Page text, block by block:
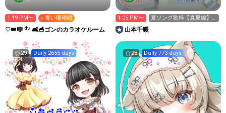
1:19 PM〜 ♪ 青い珊瑚礁
♡👑🎼 ᵈᵕ̈ 🛋🥣ゴンのカラオケルーム
1:05 PM〜
夏ソング歌枠【真夏編】
山本千暖
29 Daily 2655 days 28 Daily 773 days